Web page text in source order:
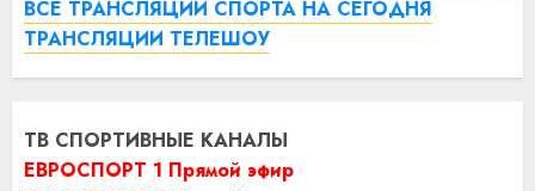
ВСЕ ТРАНСЛЯЦИИ СПОРТА НА СЕГОДНЯ
ТРАНСЛЯЦИИ ТЕЛЕШОУ
ТВ СПОРТИВНЫЕ КАНАЛЫ
ЕВРОСПОРТ 1 Прямой эфир